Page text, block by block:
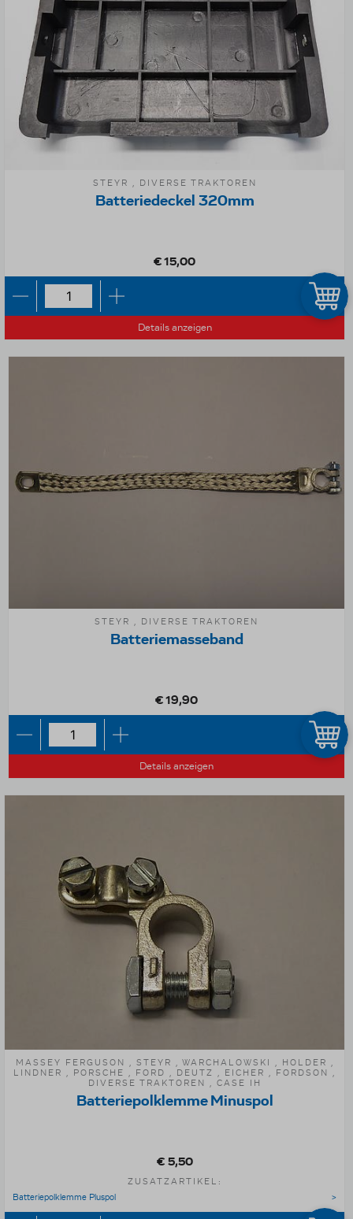
STEYR , DIVERSE TRAKTOREN
Batteriedeckel 320mm
€ 15,00
Details anzeigen
STEYR , DIVERSE TRAKTOREN
Batteriemasseband
€ 19,90
Details anzeigen
MASSEY FERGUSON , STEYR , WARCHALOWSKI , HOLDER ,
LINDNER , PORSCHE , FORD , DEUTZ , EICHER , FORDSON ,
DIVERSE TRAKTOREN , CASE IH
Batteriepolklemme Minuspol
€ 5,50
ZUSATZARTIKEL:
Batteriepolklemme Pluspol